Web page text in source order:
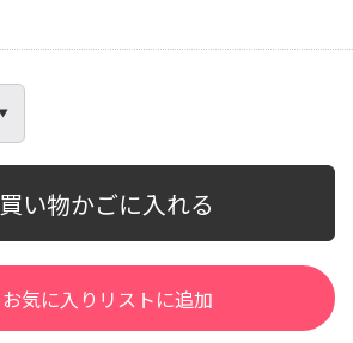
買い物かごに入れる